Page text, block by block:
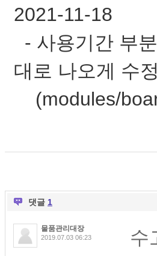
2021-11-18
- 사용기간 부
대로 나오게 수
(modules/
댓글 1
물품관리대장
2019.07.03 06:23 수